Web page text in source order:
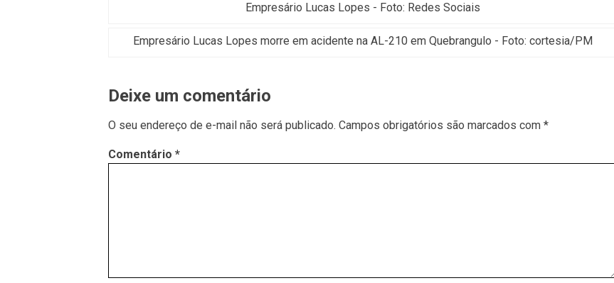
Empresário Lucas Lopes - Foto: Redes Sociais
Empresário Lucas Lopes morre em acidente na AL-210 em Quebrangulo - Foto: cortesia/PM
Deixe um comentário
O seu endereço de e-mail não será publicado. Campos obrigatórios são marcados com *
Comentário *